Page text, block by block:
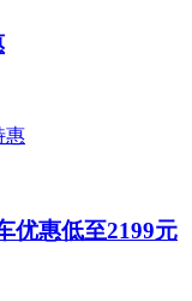
优惠低至2199元